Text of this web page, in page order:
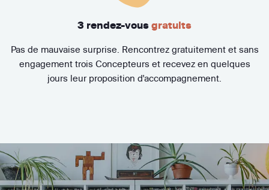
3 rendez-vous gratuits
Pas de mauvaise surprise. Rencontrez gratuitement et sans
engagement trois Concepteurs et recevez en quelques
jours leur proposition d'accompagnement.